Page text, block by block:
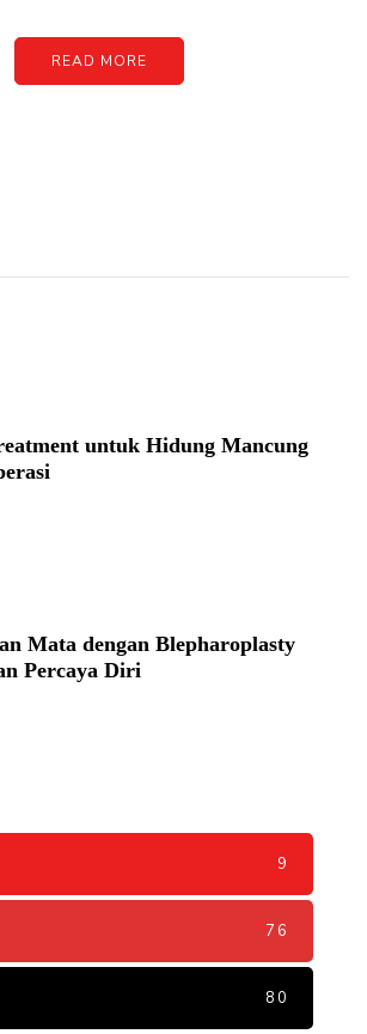
READ MORE
untuk Hidung Mancung
Mata dengan Blepharoplasty
Percaya Diri
9
76
80